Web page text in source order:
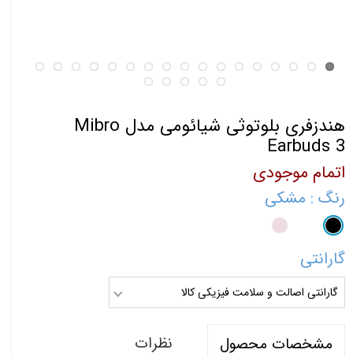
هندزفری بلوتوثی شیائومی مدل Mibro
Earbuds 3
اتمام موجودی
رنگ : مشکی
گارانتی
گارانتی اصالت و سلامت فیزیکی کالا
مشخصات محصول نظرات